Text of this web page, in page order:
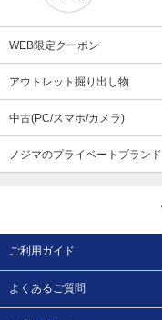
WEB限定クーポン
アウトレット掘り出し物
中古(PC/スマホ/カメラ)
ノジマのプライベートブランド
ご利用ガイド
よくあるご質問